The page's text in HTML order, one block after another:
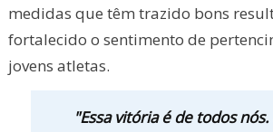
medidas que têm trazido bons
fortalecido o sentimento de
jovens atletas.
"Essa vitória é de todos